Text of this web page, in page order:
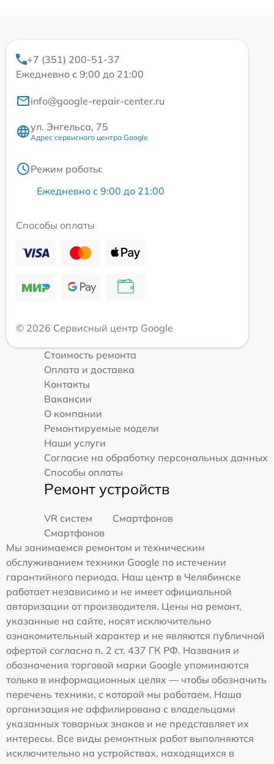
+7 (351) 200-51-37
Ежедневно с 9:00 до 21:00
info@google-repair-center.ru
ул. Энгельса, 75
Адрес сервисного центра Google
Режим работы:
Ежедневно с 9:00 до 21:00
Способы оплаты
© 2026 Сервисный центр Google
Стоимость ремонта
Оплата и доставка
Контакты
Вакансии
О компании
Ремонтируемые модели
Наши услуги
Согласие на обработку персональных данных
Способы оплаты
Ремонт устройств
VR систем
Смартфонов
Смартфонов
Мы занимаемся ремонтом и техническим
обслуживанием техники Google по истечении
гарантийного периода. Наш центр в Челябинске
работает независимо и не имеет официальной
авторизации от производителя. Цены на ремонт,
указанные на сайте, носят исключительно
ознакомительный характер и не являются публичной
офертой согласно п. 2 ст. 437 ГК РФ. Названия и
обозначения торговой марки Google упоминаются
только в информационных целях — чтобы обозначить
перечень техники, с которой мы работаем. Наша
организация не аффилирована с владельцами
указанных товарных знаков и не представляет их
интересы. Все виды ремонтных работ выполняются
исключительно на устройствах, находящихся в